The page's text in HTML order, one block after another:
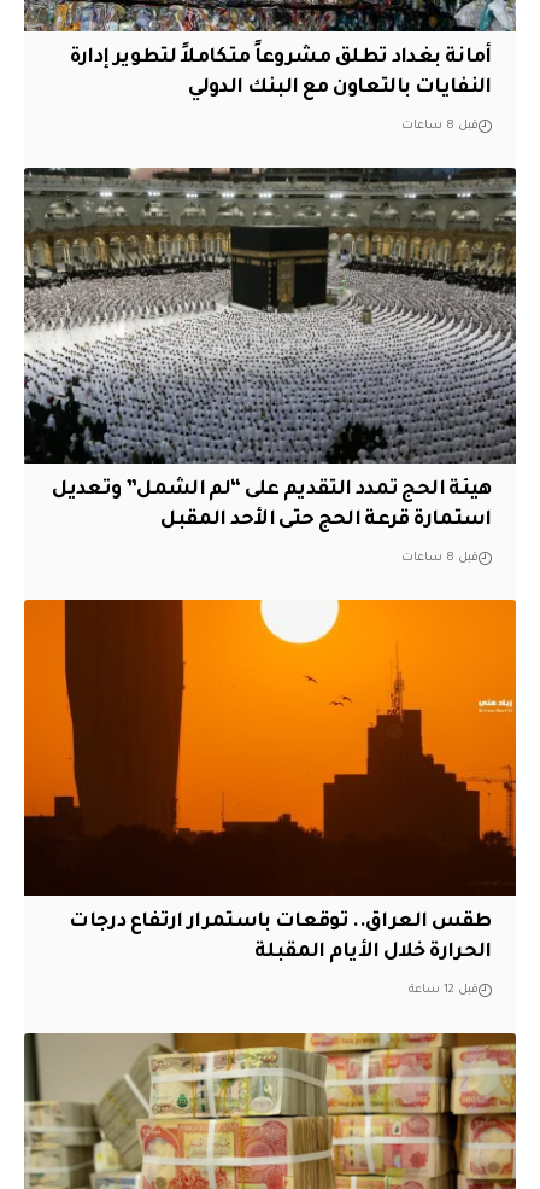
أمانة بغداد تطلق مشروعاً متكاملاً لتطوير إدارة
النفايات بالتعاون مع البنك الدولي
قبل 8 ساعات
هيئة الحج تمدد التقديم على “لم الشمل” وتعديل
استمارة قرعة الحج حتى الأحد المقبل
قبل 8 ساعات
طقس العراق.. توقعات باستمرار ارتفاع درجات
الحرارة خلال الأيام المقبلة
قبل 12 ساعة